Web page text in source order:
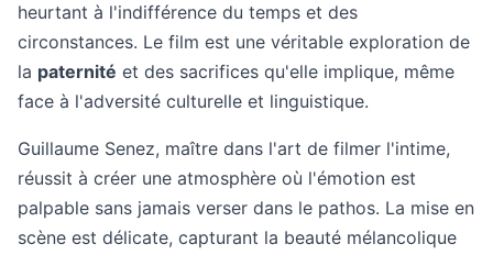
heurtant à l'indifférence du temps et des
circonstances. Le film est une véritable exploration de
la paternité et des sacrifices qu'elle implique, même
face à l'adversité culturelle et linguistique.
Guillaume Senez, maître dans l'art de filmer l'intime,
réussit à créer une atmosphère où l'émotion est
palpable sans jamais verser dans le pathos. La mise en
scène est délicate, capturant la beauté mélancolique